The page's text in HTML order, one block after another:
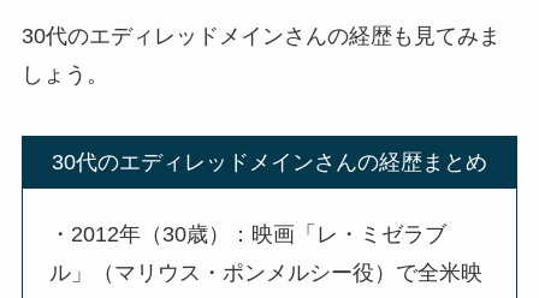
30代のエディレッドメインさんの経歴も見てみま
しょう。
30代のエディレッドメインさんの経歴まとめ
・2012年（30歳）：映画「レ・ミゼラブ
ル」（マリウス・ポンメルシー役）で全米映